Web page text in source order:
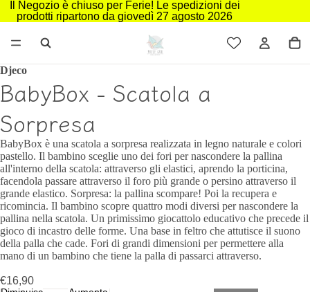
Il Negozio è chiuso per Ferie! Le spedizioni dei
prodotti ripartono da giovedì 27 agosto 2026
Djeco
BabyBox - Scatola a
Sorpresa
BabyBox è una scatola a sorpresa realizzata in legno naturale e colori
pastello. Il bambino sceglie uno dei fori per nascondere la pallina
all'interno della scatola: attraverso gli elastici, aprendo la porticina,
facendola passare attraverso il foro più grande o persino attraverso il
grande elastico. Sorpresa: la pallina scompare! Poi la recupera e
ricomincia. Il bambino scopre quattro modi diversi per nascondere la
pallina nella scatola. Un primissimo giocattolo educativo che precede il
gioco di incastro delle forme. Una base in feltro che attutisce il suono
della palla che cade. Fori di grandi dimensioni per permettere alla
mano di un bambino che tiene la palla di passarci attraverso.
€16,90